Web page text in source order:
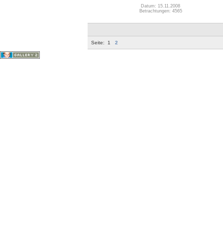
Datum: 15.11.2008
Betrachtungen: 4565
Seite: 1 2